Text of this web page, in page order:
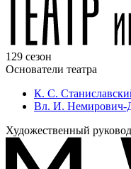
129 сезон
Основатели театра
К. С.
Вл. И. Немирович-
Художественный